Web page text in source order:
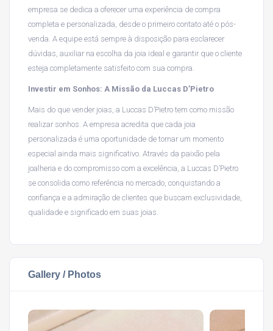
empresa se dedica a oferecer uma experiência de compra
completa e personalizada, desde o primeiro contato até o pós-
venda. A equipe está sempre à disposição para esclarecer
dúvidas, auxiliar na escolha da joia ideal e garantir que o cliente
esteja completamente satisfeito com sua compra.
Investir em Sonhos: A Missão da Luccas D’Pietro
Mais do que vender joias, a Luccas D’Pietro tem como missão
realizar sonhos. A empresa acredita que cada joia
personalizada é uma oportunidade de tornar um momento
especial ainda mais significativo. Através da paixão pela
joalheria e do compromisso com a excelência, a Luccas D’Pietro
se consolida como referência no mercado, conquistando a
confiança e a admiração de clientes que buscam exclusividade,
qualidade e significado em suas joias.
Gallery / Photos